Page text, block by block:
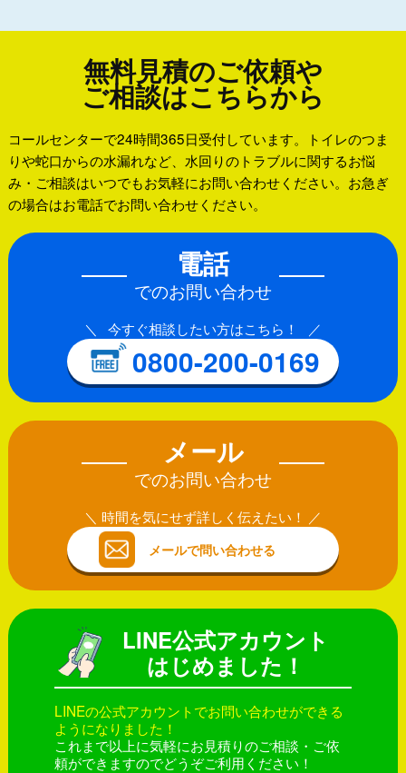
無料見積のご依頼や
ご相談はこちらから
コールセンターで24時間365日受付しています。トイレのつま
りや蛇口からの水漏れなど、水回りのトラブルに関するお悩
み・ご相談はいつでもお気軽にお問い合わせください。お急ぎ
の場合はお電話でお問い合わせください。
電話
でのお問い合わせ
今すぐ相談したい方はこちら！
0800-200-0169
メール
でのお問い合わせ
時間を気にせず詳しく伝えたい！
メールで問い合わせる
LINE公式アカウント
はじめました！
LINEの公式アカウントでお問い合わせができる
ようになりました！
これまで以上に気軽にお見積りのご相談・ご依
頼ができますのでどうぞご利用ください！